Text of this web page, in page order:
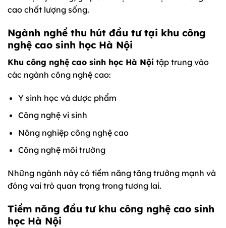
cao chất lượng sống.
Ngành nghề thu hút đầu tư tại khu công
nghệ cao sinh học Hà Nội
Khu công nghệ cao sinh học Hà Nội tập trung vào
các ngành công nghệ cao:
Y sinh học và dược phẩm
Công nghệ vi sinh
Nông nghiệp công nghệ cao
Công nghệ môi trường
Những ngành này có tiềm năng tăng trưởng mạnh và
đóng vai trò quan trọng trong tương lai.
Tiềm năng đầu tư khu công nghệ cao sinh
học Hà Nội